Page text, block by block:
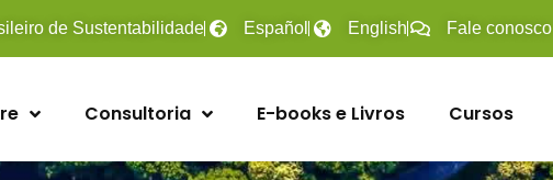
de Sustentabilidade Español English Fale conosco
Consultoria E-books e Livros Cursos